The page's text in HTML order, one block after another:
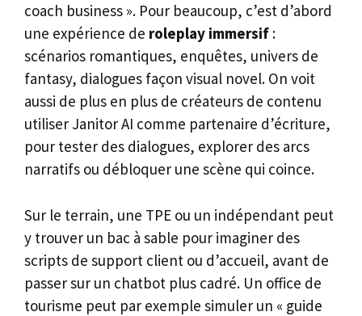
coach business ». Pour beaucoup, c’est d’abord
une expérience de roleplay immersif :
scénarios romantiques, enquêtes, univers de
fantasy, dialogues façon visual novel. On voit
aussi de plus en plus de créateurs de contenu
utiliser Janitor AI comme partenaire d’écriture,
pour tester des dialogues, explorer des arcs
narratifs ou débloquer une scène qui coince.
Sur le terrain, une TPE ou un indépendant peut
y trouver un bac à sable pour imaginer des
scripts de support client ou d’accueil, avant de
passer sur un chatbot plus cadré. Un office de
tourisme peut par exemple simuler un « guide